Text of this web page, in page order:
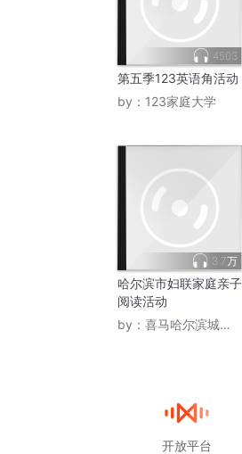
4503
第五季123英语角活动
by： 123家庭大学
3.7万
哈尔滨市妇联家庭亲子
阅读活动
by： 喜马哈尔滨城市营销商
开放平台